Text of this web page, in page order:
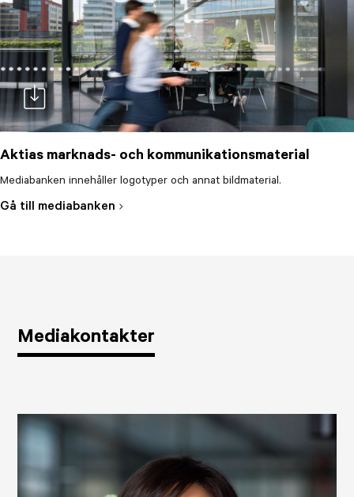
Aktias marknads- och kommunikationsmaterial
Mediabanken innehåller logotyper och annat bildmaterial.
Gå till mediabanken
Mediakontakter